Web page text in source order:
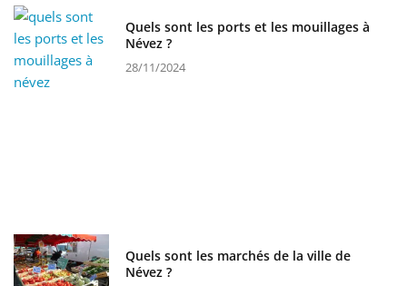
Quels sont les ports et les mouillages à
Névez ?
28/11/2024
Quels sont les marchés de la ville de
Névez ?